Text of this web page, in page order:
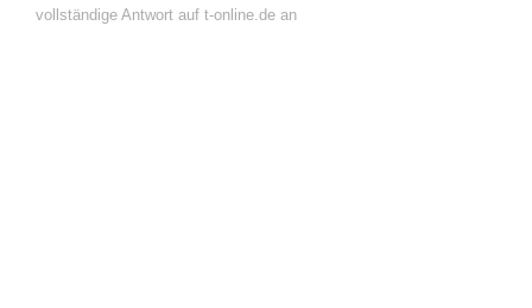
vollständige Antwort auf t-online.de an